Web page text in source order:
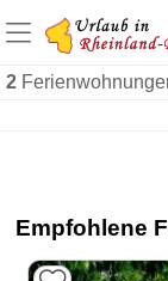
2
+1.000
Empfohlene